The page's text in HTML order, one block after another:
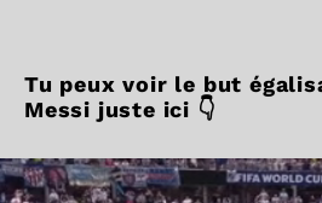
Tu peux voir le but
Messi juste ici 👇